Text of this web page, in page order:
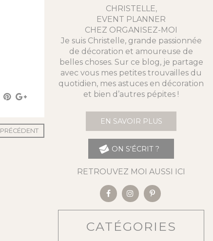
PRÉCÉDENT
CHRISTELLE,
EVENT PLANNER
CHEZ ORGANISEZ-MOI
Je suis Christelle, grande passionnée
de décoration et amoureuse de
belles choses. Sur ce blog, je partage
avec vous mes petites trouvailles du
quotidien, mes astuces en décoration
et bien d’autres pépites !
EN SAVOIR PLUS
ON S'ÉCRIT ?
RETROUVEZ MOI AUSSI ICI
CATÉGORIES